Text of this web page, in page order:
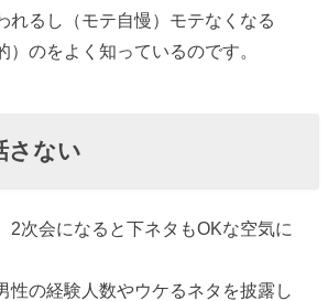
れるし（モテ自慢）モテなくなる
）のをよく知っているのです。
さない
2次会になると下ネタもOKな空気に
性の経験人数やウケるネタを披露し